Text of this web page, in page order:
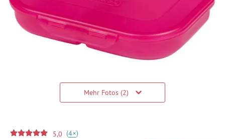
Mehr Fotos (2)
5,0 (4+)